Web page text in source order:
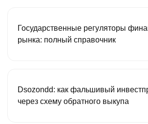
Государственные регуляторы
рынка: полный справочник
Dsozondd: как фальшивый
через схему обратного выкупа